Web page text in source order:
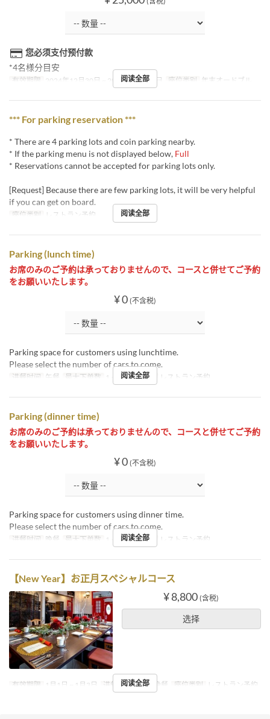
您必须支付预付款
*4名様分目安
有效期限 2024年12月30日 ~ 2024年12月31日 座位类别 年末オードブル
阅读全部
*** For parking reservation ***
* There are 4 parking lots and coin parking nearby.
* If the parking menu is not displayed below, Full
* Reservations cannot be accepted for parking lots only.
[Request] Because there are few parking lots, it will be very helpful
if you can get on board.
座位类别 レストラン予約 阅读全部
Parking (lunch time)
お席のみのご予約は承っておりませんので、コースと併せてご予約
をお願いいたします。
¥ 0 (不含税)
Parking space for customers using lunchtime.
Please select the number of cars to come.
进餐时间 午餐 最大下单数 1 ~ 2 座位类别 レストラン予約
阅读全部
Parking (dinner time)
お席のみのご予約は承っておりませんので、コースと併せてご予約
をお願いいたします。
¥ 0 (不含税)
Parking space for customers using dinner time.
Please select the number of cars to come.
进餐时间 晚餐 最大下单数 1 ~ 2 座位类别 レストラン予約
阅读全部
【New Year】お正月スペシャルコース
¥ 8,800 (含税)
选择
有效期限 1月1日 ~ 1月3日 进餐时间 午餐, 晚餐 座位类别 レストラン予約
阅读全部